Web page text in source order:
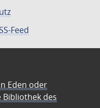
Feed
Eden oder
Bibliothek des